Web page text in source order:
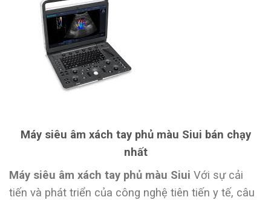
Máy siêu âm xách tay phủ màu Siui bán chạy
nhất
Máy siêu âm xách tay phủ màu Siui Với sự cải
tiến và phát triển của công nghệ tiên tiến y tế, câu